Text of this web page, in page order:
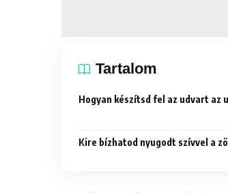
Tartalom
Hogyan készítsd fel az udvart az
Kire bízhatod nyugodt szívvel a